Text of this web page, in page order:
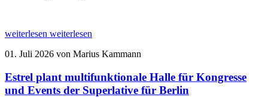
weiterlesen weiterlesen
01. Juli 2026 von Marius Kammann
Estrel plant multifunktionale Halle für Kongresse
und Events der Superlative für Berlin